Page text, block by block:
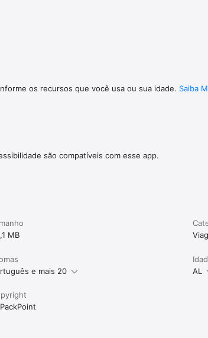
os recursos que você usa ou sua idade. Saiba
são compatíveis com esse app.
MB
e mais 20
AL